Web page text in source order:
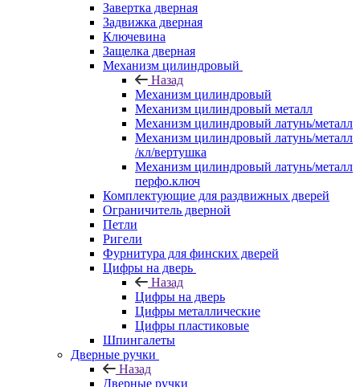
Завертка дверная
Задвижка дверная
Ключевина
Защелка дверная
Механизм цилиндровый
Назад
Механизм цилиндровый
Механизм цилиндровый металл
Механизм цилиндровый латунь/металл
Механизм цилиндровый латунь/металл
/кл/вертушка
Механизм цилиндровый латунь/металл
перфо.ключ
Комплектующие для раздвижных дверей
Ограничитель дверной
Петли
Ригели
Фурнитура для финских дверей
Цифры на дверь
Назад
Цифры на дверь
Цифры металлические
Цифры пластиковые
Шпингалеты
Дверные ручки
Назад
Дверные ручки